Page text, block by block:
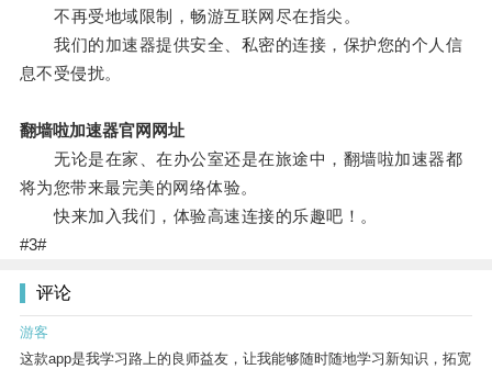
不再受地域限制，畅游互联网尽在指尖。
我们的加速器提供安全、私密的连接，保护您的个人信
息不受侵扰。
翻墙啦加速器官网网址
无论是在家、在办公室还是在旅途中，翻墙啦加速器都
将为您带来最完美的网络体验。
快来加入我们，体验高速连接的乐趣吧！。
#3#
评论
游客
这款app是我学习路上的良师益友，让我能够随时随地学习新知识，拓宽